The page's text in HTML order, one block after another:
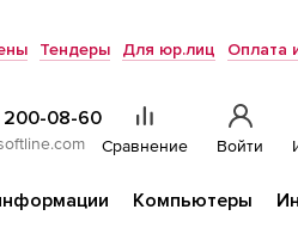
Тендеры Для юр.лиц Оплата
200-08-60
Сравнение Войти
Компьютеры